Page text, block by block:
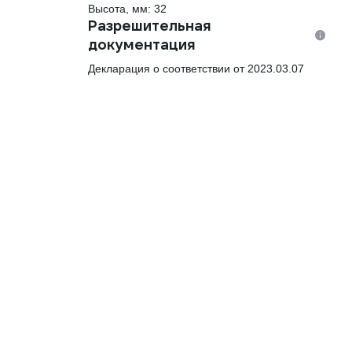
Высота, мм: 32
Разрешительная
документация
Декларация о соответствии от 2023.03.07